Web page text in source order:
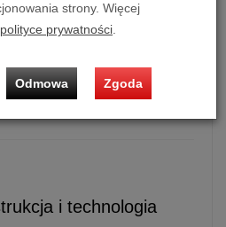
dostarcza pełne i dynamiczne
basu (zakres
krystalicznie czystą
i technologia
strony. Więcej
polityce prywatności
Odmowa Zgoda